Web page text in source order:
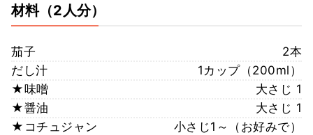
材料（2人分）
茄子
2本
だし汁
1カップ（200ml）
★味噌
大さじ 1
★醤油
大さじ 1
★コチュジャン
小さじ1～（お好みで）